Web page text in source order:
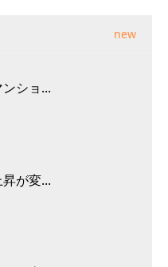
new
ショ...
が変...